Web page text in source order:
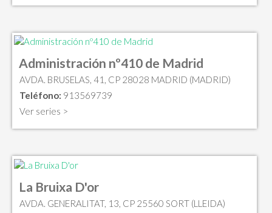
Administración nº410 de Madrid
AVDA. BRUSELAS, 41, CP 28028 MADRID (MADRID)
Teléfono: 913569739
Ver series >
La Bruixa D'or
AVDA. GENERALITAT, 13, CP 25560 SORT (LLEIDA)